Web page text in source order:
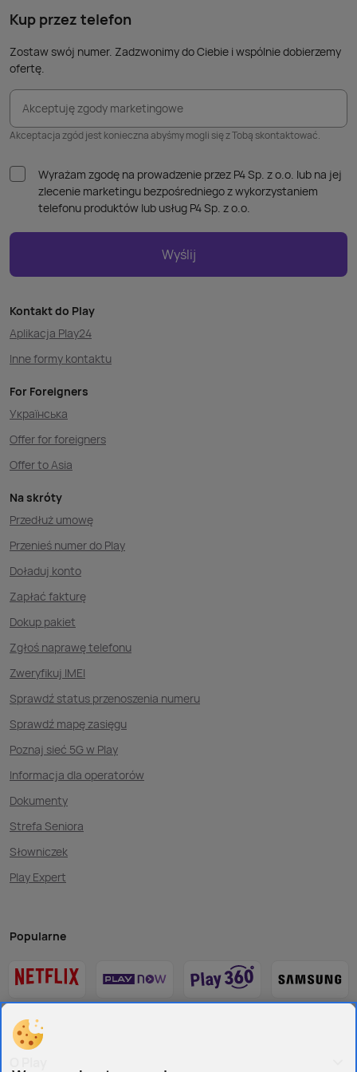
Kup przez telefon
Zostaw swój numer. Zadzwonimy do Ciebie i wspólnie dobierzemy
ofertę.
Akceptuję zgody marketingowe
Akceptacja zgód jest konieczna abyśmy mogli się z Tobą skontaktować.
Wyrażam zgodę na prowadzenie przez P4 Sp. z o.o. lub na jej
zlecenie marketingu bezpośredniego z wykorzystaniem
telefonu produktów lub usług P4 Sp. z o.o.
Wyślij
Kontakt do Play
Aplikacja Play24
Inne formy kontaktu
For Foreigners
Українська
Offer for foreigners
Offer to Asia
Na skróty
Przedłuż umowę
Przenieś numer do Play
Doładuj konto
Zapłać fakturę
Dokup pakiet
Zgłoś naprawę telefonu
Zweryfikuj IMEI
Sprawdź status przenoszenia numeru
Sprawdź mapę zasięgu
Poznaj sieć 5G w Play
Informacja dla operatorów
Dokumenty
Strefa Seniora
Słowniczek
Play Expert
Popularne